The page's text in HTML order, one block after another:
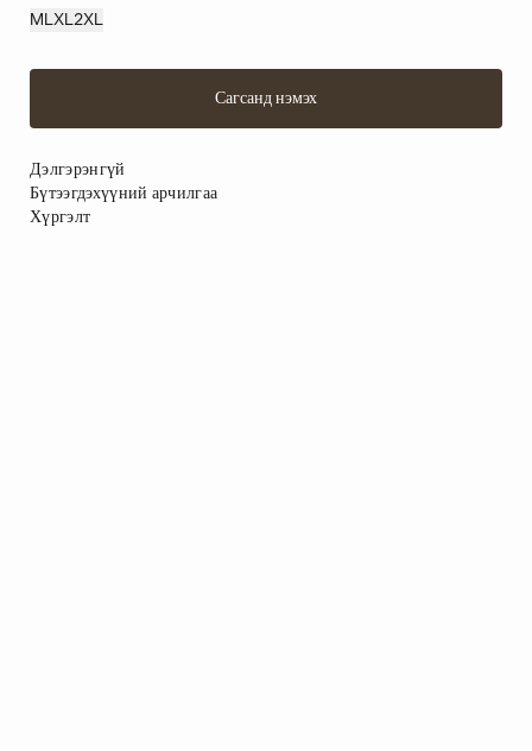
M LXL2XL
Сагсанд нэмэх
Дэлгэрэнгүй
Бүтээгдэхүүний арчилгаа
Хүргэлт